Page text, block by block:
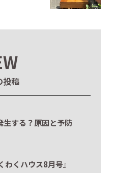
投稿
生する？原因と予防
わくハウス8月号』